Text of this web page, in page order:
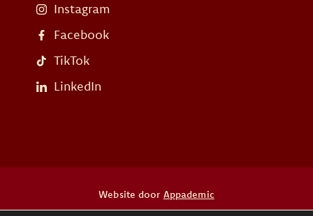
Instagram
Facebook
TikTok
LinkedIn
Website door Appademic